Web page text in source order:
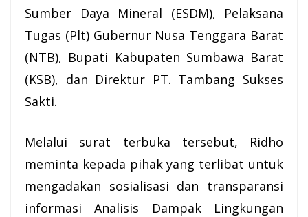
Sumber Daya Mineral (ESDM), Pelaksana
Tugas (Plt) Gubernur Nusa Tenggara Barat
(NTB), Bupati Kabupaten Sumbawa Barat
(KSB), dan Direktur PT. Tambang Sukses
Sakti.
Melalui surat terbuka tersebut, Ridho
meminta kepada pihak yang terlibat untuk
mengadakan sosialisasi dan transparansi
informasi Analisis Dampak Lingkungan